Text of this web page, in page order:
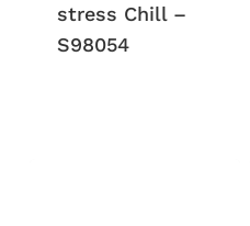
stress Chill –
S98054